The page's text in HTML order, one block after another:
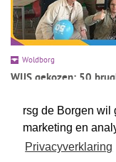
rsg de Borgen wil
marketing en
Privacyverklaring
Woldborg
WIJS gekozen: 50